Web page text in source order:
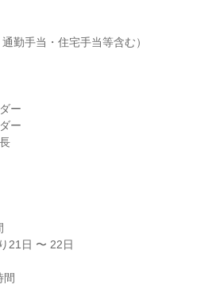
勤手当・住宅手当等含む）
ー
ー
21日 〜 22日
間